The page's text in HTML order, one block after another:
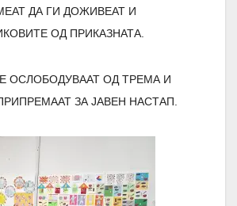
ДА ГИ ДОЖИВЕАТ И
ОД ПРИКАЗНАТА.
ОСЛОБОДУВААТ ОД ТРЕМА И
ЗА ЈАВЕН НАСТАП.